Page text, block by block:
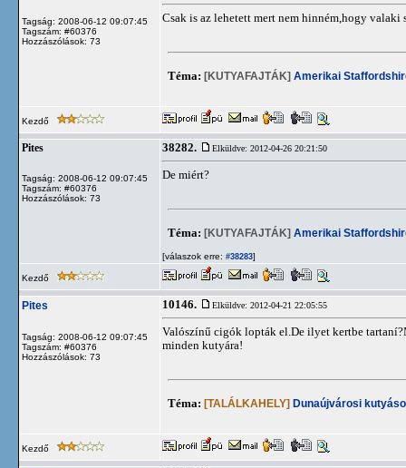
Tagság: 2008-06-12 09:07:45
Tagszám: #60376
Hozzászólások: 73
Csak is az lehetett mert nem hinném,hogy valaki
Téma: [KUTYAFAJTÁK] Amerikai
Kezdő
Pites
Tagság: 2008-06-12 09:07:45
Tagszám: #60376
Hozzászólások: 73
38282. Elküldve: 2012-04-26 20:21:50
De miért?
Téma: [KUTYAFAJTÁK] Amerikai
[válaszok erre: #38283]
Kezdő
Pites
Tagság: 2008-06-12 09:07:45
Tagszám: #60376
Hozzászólások: 73
10146. Elküldve: 2012-04-21 22:05:55
Valószínű cigók lopták el.De ilyet kertbe
minden kutyára!
Téma: [TALÁLKAHELY] Dunaújvárosi
Kezdő